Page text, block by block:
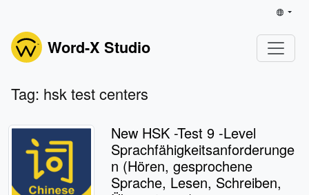
Word-X Studio
Tag: hsk test centers
New HSK -Test 9 -Level
Sprachfähigkeitsanforderunge
n (Hören, gesprochene
Sprache, Lesen, Schreiben,